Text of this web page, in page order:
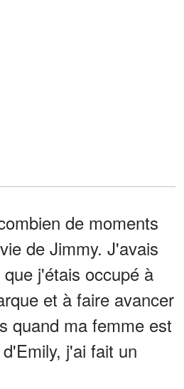
de moments
de Jimmy. J'avais
j'étais occupé à
et à faire avancer
quand ma femme est
j'ai fait un